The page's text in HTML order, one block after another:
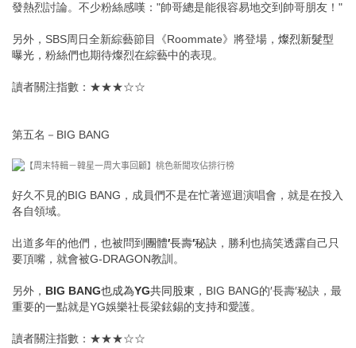
發熱烈討論。不少粉絲感嘆："帥哥總是能很容易地交到帥哥朋友！"
另外，SBS周日全新綜藝節目《Roommate》將登場， 燦烈新髮型
曝光 ，粉絲們也期待燦烈在綜藝中的表現。
讀者關注指數：★★★☆☆
第五名－BIG BANG
好久不見的BIG BANG，成員們不是在忙著巡迴演唱會，就是在投入
各自領域。
出道多年的他們，也被問到 團體′長壽′秘訣 ，勝利也搞笑透露自己只
要頂嘴，就會被G-DRAGON教訓。
另外， BIG BANG也成為YG共同股東 ，BIG BANG的′長壽′秘訣，最
重要的一點就是YG娛樂社長梁鉉錫的支持和愛護。
讀者關注指數：★★★☆☆